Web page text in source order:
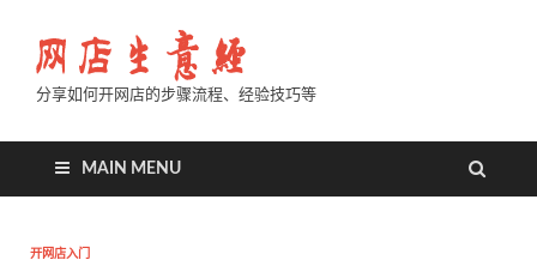
分享如何开网店的步骤流程、经验技巧等
MAIN MENU
开网店入门